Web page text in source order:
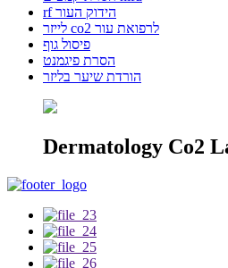
rf הידוק העור
לייזר co2 לרפואת עור
פיסול גוף
הסרת פיגמנט
הורדת שיער בליזר
Dermatology Co2